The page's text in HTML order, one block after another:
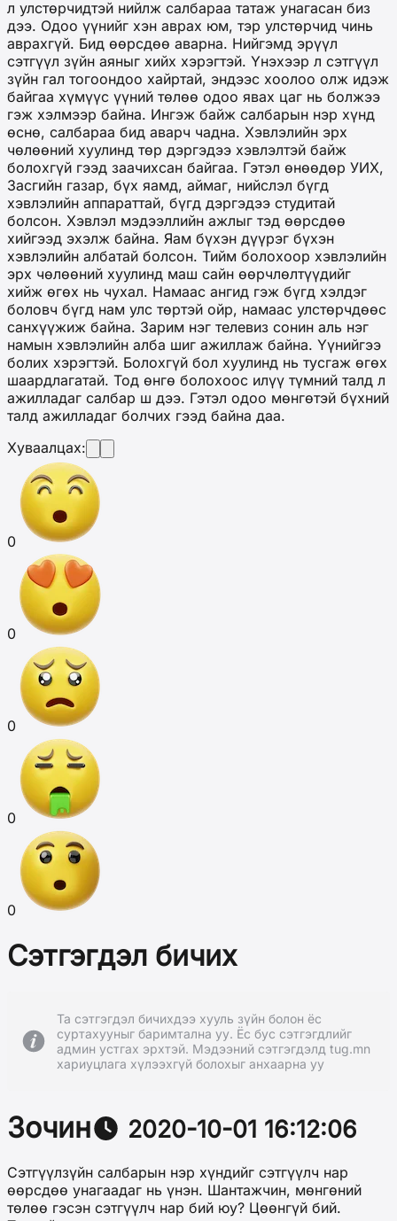
л улстөрчидтэй нийлж салбараа татаж унагасан биз
дээ. Одоо үүнийг хэн аврах юм, тэр улстөрчид чинь
аврахгүй. Бид өөрсдөө аварна. Нийгэмд эрүүл
сэтгүүл зүйн аяныг хийх хэрэгтэй. Үнэхээр л сэтгүүл
зүйн гал тогоондоо хайртай, эндээс хоолоо олж идэж
байгаа хүмүүс үүний төлөө одоо явах цаг нь болжээ
гэж хэлмээр байна. Ингэж байж салбарын нэр хүнд
өснө, салбараа бид аварч чадна. Хэвлэлийн эрх
чөлөөний хуулинд төр дэргэдээ хэвлэлтэй байж
болохгүй гээд заачихсан байгаа. Гэтэл өнөөдөр УИХ,
Засгийн газар, бүх яамд, аймаг, нийслэл бүгд
хэвлэлийн аппараттай, бүгд дэргэдээ студитай
болсон. Хэвлэл мэдээллийн ажлыг тэд өөрсдөө
хийгээд эхэлж байна. Яам бүхэн дүүрэг бүхэн
хэвлэлийн албатай болсон. Тийм болохоор хэвлэлийн
эрх чөлөөний хуулинд маш сайн өөрчлөлтүүдийг
хийж өгөх нь чухал. Намаас ангид гэж бүгд хэлдэг
боловч бүгд нам улс төртэй ойр, намаас улстөрчдөөс
санхүүжиж байна. Зарим нэг телевиз сонин аль нэг
намын хэвлэлийн алба шиг ажиллаж байна. Үүнийгээ
болих хэрэгтэй. Болохгүй бол хуулинд нь тусгаж өгөх
шаардлагатай. Тод өнгө болохоос илүү түмний талд л
ажилладаг салбар ш дээ. Гэтэл одоо мөнгөтэй бүхний
талд ажилладаг болчих гээд байна даа.
Хуваалцах:
0
0
0
0
0
Сэтгэгдэл бичих
Та сэтгэгдэл бичихдээ хууль зүйн болон ёс
суртахууныг баримтална уу. Ёс бус сэтгэгдлийг
админ устгах эрхтэй. Мэдээний сэтгэгдэлд tug.mn
хариуцлага хүлээхгүй болохыг анхаарна уу
Зочин 2020-10-01 16:12:06
Сэтгүүлзүйн салбарын нэр хүндийг сэтгүүлч нар
өөрсдөө унагаадаг нь үнэн. Шантажчин, мөнгөний
төлөө гэсэн сэтгүүлч нар бий юу? Цөөнгүй бий.